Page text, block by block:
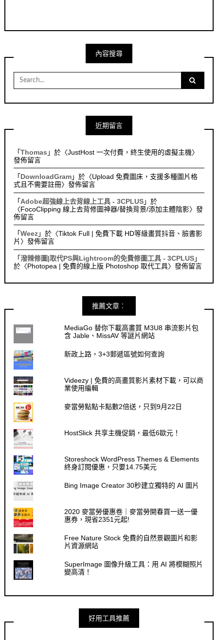
內容搜尋
Search
for:
近期留言
「Thomas 」於〈JustHost 一次付費，終生使用的虛擬主機〉
發佈留言
「 DownloadGram」於〈Upload 免費圖床，支援多種圖片格
式且不需要註冊〉發佈留言
「 Adobe超強線上去背線上工具 - 3CPLUS」於
〈FocoClipping 線上去背修圖神器/替換背景/添加主體陰影〉發
佈留言
「Weez」於〈Tiktok Full | 免費下載 HD等級畫質抖音、臉書影
片 〉發佈留言
「潑辣修圖|取代PS與Lightroom的免費修圖工具 - 3CPLUS」
於〈Photopea | 免費的線上版 Photoshop 取代工具〉發佈留言
推薦文章︰
MediaGo 替你下載高畫質 M3U8 串流影片包
含 Jable、MissAV 等謎片網站
新政上路，3+3郵遞區號如何查詢
Videezy | 免費的高畫質影片素材下載，可以商
業使用編輯
麥當勞點點卡點數2倍送，只到9月22日
HostSlick 共享主機促銷，最低6歐元！
Storeshock WordPress Themes & Elements
終身訂閱優惠，只要14.75美元
Bing Image Creator 30秒建立獨特的 AI 圖片
2020 麥當勞優惠卷｜麥當勞開春買一送一優
惠券，現省2351元起!
Free Nature Stock 免費的自然景觀圖片和影
片資源網站
SuperImage 圖像升級工具：用 AI 將模糊照片
變高清！
好用工具推薦